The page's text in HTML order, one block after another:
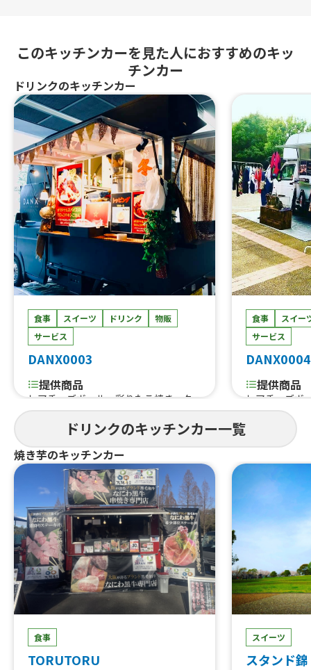
このキッチンカーを見た人におすすめのキッ
チンカー
ドリンクのキッチンカー
食事 スイーツ ドリンク
物販
サービス
DANX0003
提供商品
レアチーズボール、彩りたこ焼き、ク
ラフトジンジャーエール、燻製メニュ
ー各種、レモネード、スムージー、ガ
ンカレー、トムヤムからあげ、生姜焼
き定食（各種）、フレーバーポテト、
牛串、タコの柔らか煮込みごはん、タ
コライス、BBQポークライス、BBQチ
キン、ベイクドドーナツ、モロッコ風チ
キンごはん、白身魚のレモンソテー
食事
スイー
サービス
DANX0004
提供商品
レアチーズボ
ラフトジンジ
ー各種、レ
パオ、カオ
き定食（各
牛串、タコの
コライス、
キン、ベイ
キンごはん、
ドリンクのキッチンカー一覧
焼き芋のキッチンカー
食事
TORUTORU
スイーツ
スタンド錦